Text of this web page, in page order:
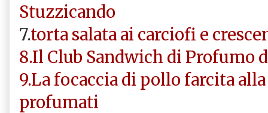
Stuzzicando
7.torta salata ai carciofi e
8.Il Club Sandwich di Profumo
9.La focaccia di pollo farcita
profumati